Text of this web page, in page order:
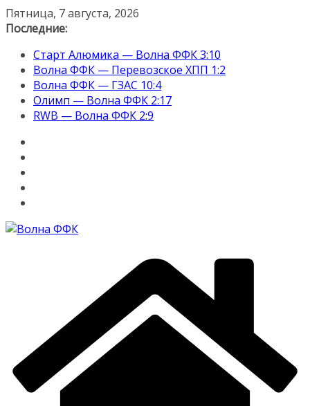
Перейти
к
Пятница, 7 августа, 2026
Последние:
Старт Алюмика — Волна ФФК 3:10
Волна ФФК — Перевозское ХПП 1:2
Волна ФФК — ГЗАС 10:4
Олимп — Волна ФФК 2:17
RWB — Волна ФФК 2:9